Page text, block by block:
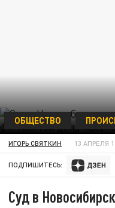
ОБЩЕСТВО
ИГОРЬ СВЯТКИН 13 АПРЕЛЯ
ПОДПИШИТЕСЬ:
Суд в